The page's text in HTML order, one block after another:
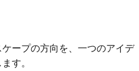
ープの方向を、一つのアイデ
す。